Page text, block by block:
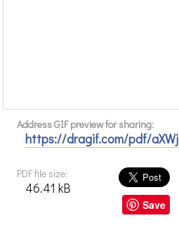
Address GIF preview for sharing:
https://dragif.com/pdf/aXWj
Save
PDF file size:
46.41 kB